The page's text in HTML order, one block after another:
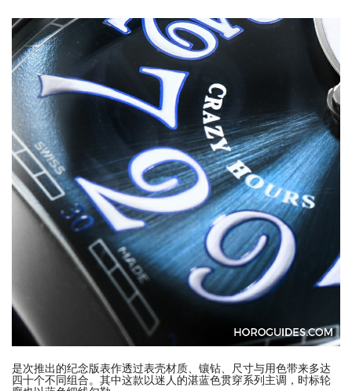
是次推出的纪念版表作透过表壳材质、镶钻、尺寸与用色带来多达
四十个不同组合。其中这款以迷人的湛蓝色贯穿系列主调，时标轮